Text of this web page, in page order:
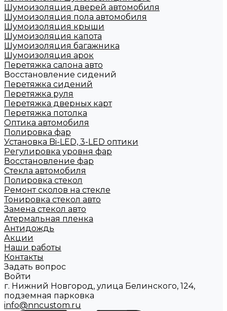
Шумоизоляция дверей автомобиля
Шумоизоляция пола автомобиля
Шумоизоляция крыши
Шумоизоляция капота
Шумоизоляция багажника
Шумоизоляция арок
Перетяжка салона авто
Восстановление сидений
Перетяжка сидений
Перетяжка руля
Перетяжка дверных карт
Перетяжка потолка
Оптика автомобиля
Полировка фар
Установка Bi-LED, 3-LED оптики
Регулировка уровня фар
Восстановление фар
Стекла автомобиля
Полировка стекол
Ремонт сколов на стекле
Тонировка стекол авто
Замена стекол авто
Атермальная пленка
Антидождь
Акции
Наши работы
Контакты
Задать вопрос
Войти
г. Нижний Новгород, улица Белинского, 124,
подземная парковка
info@nncustom.ru